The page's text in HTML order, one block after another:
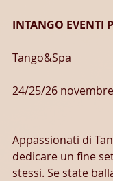
INTANGO EVENTI
Tango&Spa
24/25/26
Appassionati di
dedicare un fine
stessi. Se state